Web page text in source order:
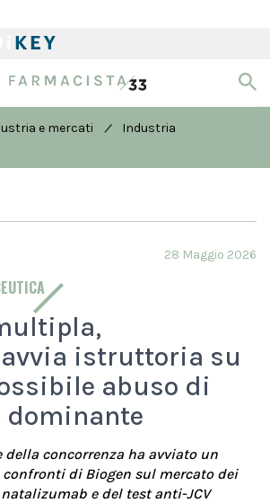
e mercati /
Industria
28 Maggio 2026
istruttoria su
abuso di
dominante
della concorrenza ha avviato un
di Biogen sul mercato dei
e del test anti-JCV